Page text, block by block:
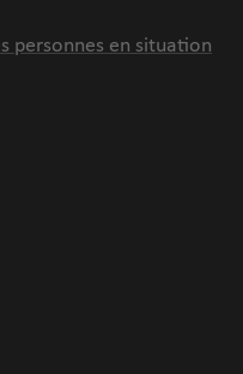
personnes en situation